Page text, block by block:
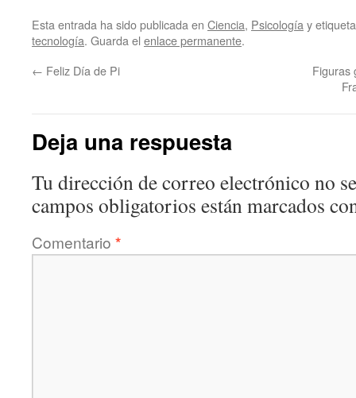
Esta entrada ha sido publicada en Ciencia, Psicología y
tecnología. Guarda el enlace permanente.
← Feliz Día de Pi
Figuras
Deja una respuesta
Tu dirección de correo electrónico no
campos obligatorios están marcados
Comentario *